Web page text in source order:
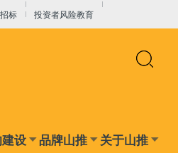
标 投资者风险教育
设 品牌山推 关于山推